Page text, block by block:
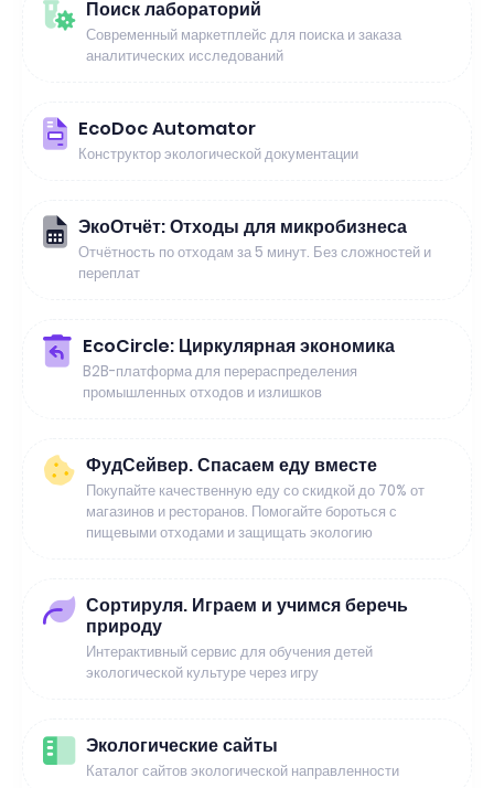
Поиск лабораторий
Современный маркетплейс для поиска и заказа
аналитических исследований
EcoDoc Automator
Конструктор экологической документации
ЭкоОтчёт: Отходы для микробизнеса
Отчётность по отходам за 5 минут. Без сложностей и
переплат
EcoCircle: Циркулярная экономика
B2B-платформа для перераспределения
промышленных отходов и излишков
ФудСейвер. Спасаем еду вместе
Покупайте качественную еду со скидкой до 70% от
магазинов и ресторанов. Помогайте бороться с
пищевыми отходами и защищать экологию
Сортируля. Играем и учимся беречь
природу
Интерактивный сервис для обучения детей
экологической культуре через игру
Экологические сайты
Каталог сайтов экологической направленности